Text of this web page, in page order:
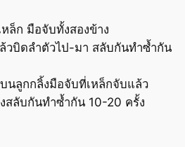
ล็ก มือจับทั้งสองข้าง
วบิดลำตัวไป-มา สลับกันทำซ้ำกัน
นลูกกลิ้งมือจับที่เหล็กจับแล้ว
สลับกันทำซ้ำกัน 10-20 ครั้ง